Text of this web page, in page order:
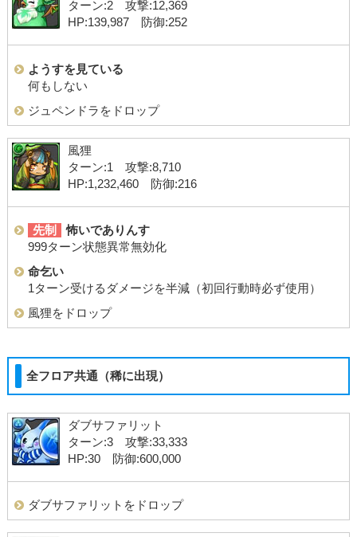
ターン:2 攻撃:12,369
HP:139,987 防御:252
ようすを見ている
何もしない
ジュペンドラをドロップ
風狸
ターン:1 攻撃:8,710
HP:1,232,460 防御:216
先制
怖いでありんす
999ターン状態異常無効化
命乞い
1ターン受けるダメージを半減（初回行動時必ず使用）
風狸をドロップ
全フロア共通（稀に出現）
ダブサファリット
ターン:3 攻撃:33,333
HP:30 防御:600,000
ダブサファリットをドロップ